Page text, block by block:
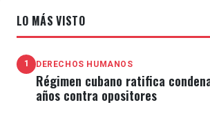
LO MÁS VISTO
1 DERECHOS HUMANOS
Régimen cubano ratifica
años contra opositores